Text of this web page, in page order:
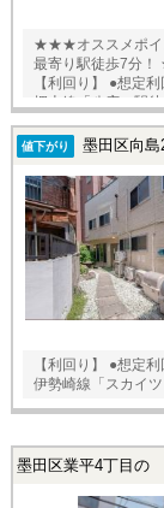
★★★オススメポイン
最寄り駅徒歩7分！ ★★★★★★★★★★★★★★★★★★★★★★★★
【利回り】 ●想定利回り20.11％ ●想定年収700万円 【交通】 ●京成
値下がり 墨田区向島
【利回り】 ●想定利回り11.57％ 【交通】 ●東武スカイツリーライン・
墨田区業平4丁目の